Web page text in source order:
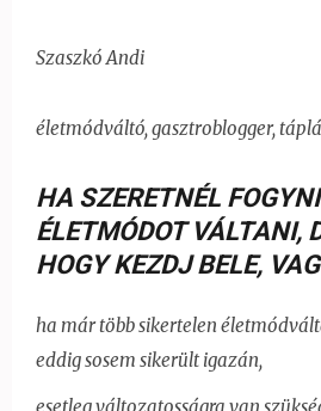
Szaszkó Andi
életmódváltó, gasztroblogger,
HA SZERETNÉL
ÉLETMÓDOT VÁLTANI,
HOGY KEZDJ BELE,
ha már több sikertelen
eddig sosem sikerült igazán,